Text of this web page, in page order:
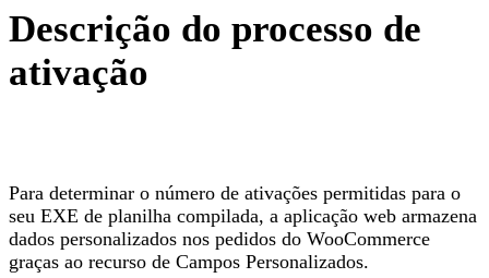
Descrição do processo de
ativação
Para determinar o número de ativações permitidas para o
seu EXE de planilha compilada, a aplicação web armazena
dados personalizados nos pedidos do WooCommerce
graças ao recurso de Campos Personalizados.